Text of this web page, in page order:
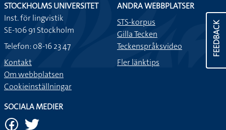
FEEDBACK
STOCKHOLMS UNIVERSITET
Inst. för lingvistik
SE-106 91 Stockholm
Telefon: 08-16 23 47
Kontakt
Om webbplatsen
Cookieinställningar
ANDRA WEBBPLATSER
STS-korpus
Gilla Tecken
Teckenspråksvideo
Fler länktips
SOCIALA MEDIER